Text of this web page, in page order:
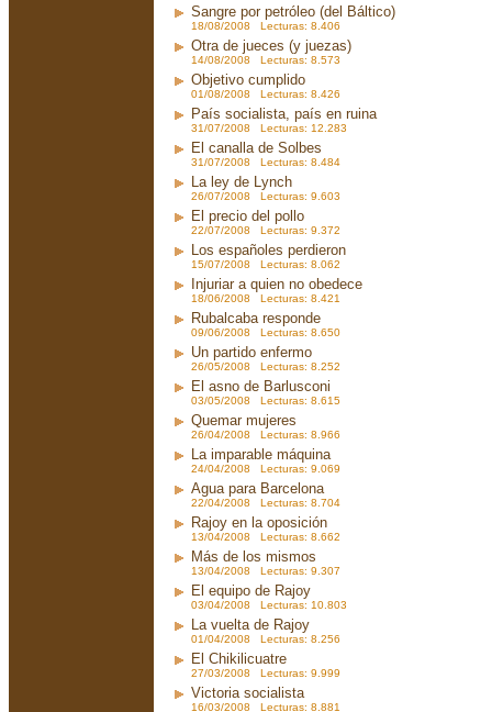
Sangre por petróleo (del Báltico)
18/08/2008 Lecturas: 8.406
Otra de jueces (y juezas)
14/08/2008 Lecturas: 8.573
Objetivo cumplido
01/08/2008 Lecturas: 8.426
País socialista, país en ruina
31/07/2008 Lecturas: 12.283
El canalla de Solbes
31/07/2008 Lecturas: 8.484
La ley de Lynch
26/07/2008 Lecturas: 9.603
El precio del pollo
22/07/2008 Lecturas: 9.372
Los españoles perdieron
15/07/2008 Lecturas: 8.062
Injuriar a quien no obedece
18/06/2008 Lecturas: 8.421
Rubalcaba responde
09/06/2008 Lecturas: 8.650
Un partido enfermo
26/05/2008 Lecturas: 8.252
El asno de Barlusconi
03/05/2008 Lecturas: 8.615
Quemar mujeres
26/04/2008 Lecturas: 8.966
La imparable máquina
24/04/2008 Lecturas: 9.069
Agua para Barcelona
22/04/2008 Lecturas: 8.704
Rajoy en la oposición
13/04/2008 Lecturas: 8.662
Más de los mismos
13/04/2008 Lecturas: 9.307
El equipo de Rajoy
03/04/2008 Lecturas: 10.803
La vuelta de Rajoy
01/04/2008 Lecturas: 8.256
El Chikilicuatre
27/03/2008 Lecturas: 9.999
Victoria socialista
16/03/2008 Lecturas: 8.881